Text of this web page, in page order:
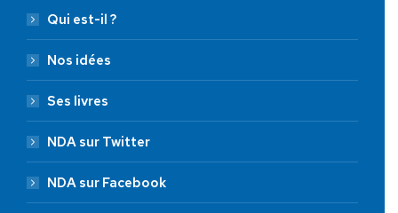
Qui est-il ?
Nos idées
Ses livres
NDA sur Twitter
NDA sur Facebook